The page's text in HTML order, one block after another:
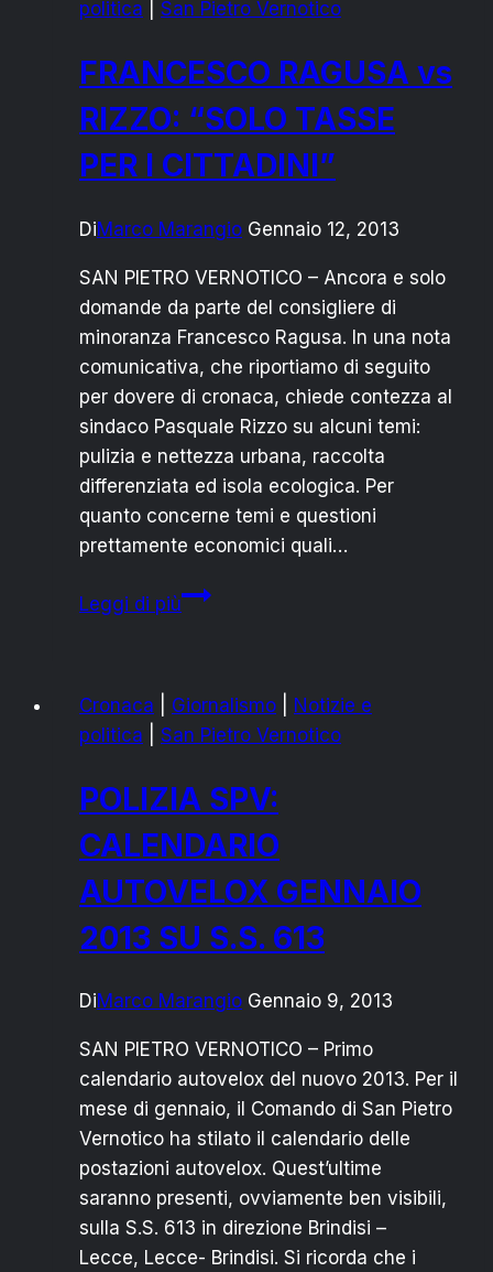
URBANA:
COSTI?
politica San Pietro Vernotico
FRANCESCO RAGUSA vs
RIZZO: “SOLO TASSE
PER I CITTADINI”
DiMarco Marangio Gennaio 12, 2013
SAN PIETRO VERNOTICO – Ancora e solo
domande da parte del consigliere di
minoranza Francesco Ragusa. In una nota
comunicativa, che riportiamo di seguito
per dovere di cronaca, chiede contezza al
sindaco Pasquale Rizzo su alcuni temi:
pulizia e nettezza urbana, raccolta
differenziata ed isola ecologica. Per
quanto concerne temi e questioni
prettamente economici quali…
Leggi di piùFRANCESCO
“SOLO
TASSE
I
CITTADINI”
Cronaca Giornalismo
Notizie e
politica
San Pietro Vernotico
POLIZIA SPV:
CALENDARIO
AUTOVELOX GENNAIO
2013 SU S.S. 613
DiMarco Marangio Gennaio 9, 2013
SAN PIETRO VERNOTICO – Primo
calendario autovelox del nuovo 2013. Per il
mese di gennaio, il Comando di San Pietro
Vernotico ha stilato il calendario delle
postazioni autovelox. Quest’ultime
saranno presenti, ovviamente ben visibili,
sulla S.S. 613 in direzione Brindisi –
Lecce, Lecce- Brindisi. Si ricorda che i